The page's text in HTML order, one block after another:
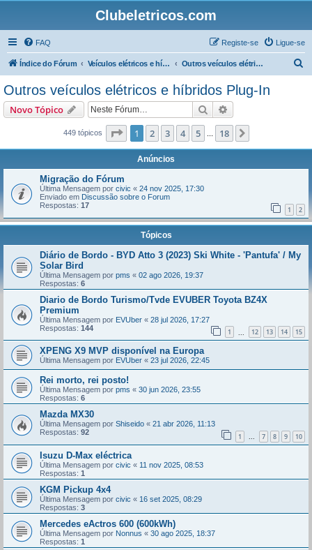
Clubeletricos.com
FAQ Ligue-se
Registe-se
Índice do Fórum Veículos elétricos e híbridos plug-in Outros veículos elétricos e híbridos Plug-In
Outros veículos elétricos e híbridos Plug-In
Novo Tópico Pesquisar
449 tópicos Página de 18
1 2 3 4 5 18
Anúncios
Migração do Fórum
Última Mensagem por civic « 24 nov 2025, 17:30
Enviado em Discussão sobre o Forum
Respostas: 17 1 2
Tópicos
Diário de Bordo - BYD Atto 3 (2023) Ski White - 'Pantufa' / My
Solar Bird
Última Mensagem por pms « 02 ago 2026, 19:37
Respostas: 6
Diario de Bordo Turismo/Tvde EVUBER Toyota BZ4X
Premium
Última Mensagem por EVUber « 28 jul 2026, 17:27
Respostas: 144 1 12 13 14 15
XPENG X9 MVP disponível na Europa
Última Mensagem por EVUber « 23 jul 2026, 22:45
Rei morto, rei posto!
Última Mensagem por pms « 30 jun 2026, 23:55
Respostas: 6
Mazda MX30
Última Mensagem por Shiseido « 21 abr 2026, 11:13
Respostas: 92 1 ... 7 8 9 10
Isuzu D-Max eléctrica
Última Mensagem por civic « 11 nov 2025, 08:53
Respostas: 1
KGM Pickup 4x4
Última Mensagem por civic « 16 set 2025, 08:29
Respostas: 3
Mercedes eActros 600 (600kWh)
Última Mensagem por Nonnus « 30 ago 2025, 18:37
Respostas: 1